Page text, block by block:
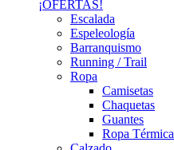
¡OFERTAS!
Escalada
Espeleología
Barranquismo
Running / Trail
Ropa
Camisetas
Chaquetas
Guantes
Ropa Térmica